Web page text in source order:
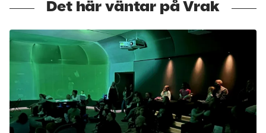
Det här väntar på Vrak